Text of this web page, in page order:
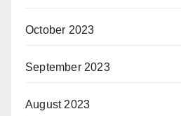
October 2023
September 2023
August 2023